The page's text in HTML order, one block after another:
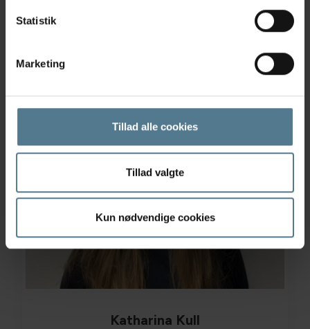
Statistik
Marketing
Tillad alle cookies
Tillad valgte
Kun nødvendige cookies
Katharina Kull